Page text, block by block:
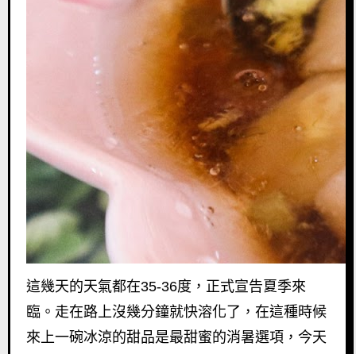
這幾天的天氣都在35-36度，正式宣告夏季來
臨。 走在路上沒幾分鐘就快溶化了， 在這種時候
來上一碗冰涼的甜品是最甜蜜的消暑選項，今天